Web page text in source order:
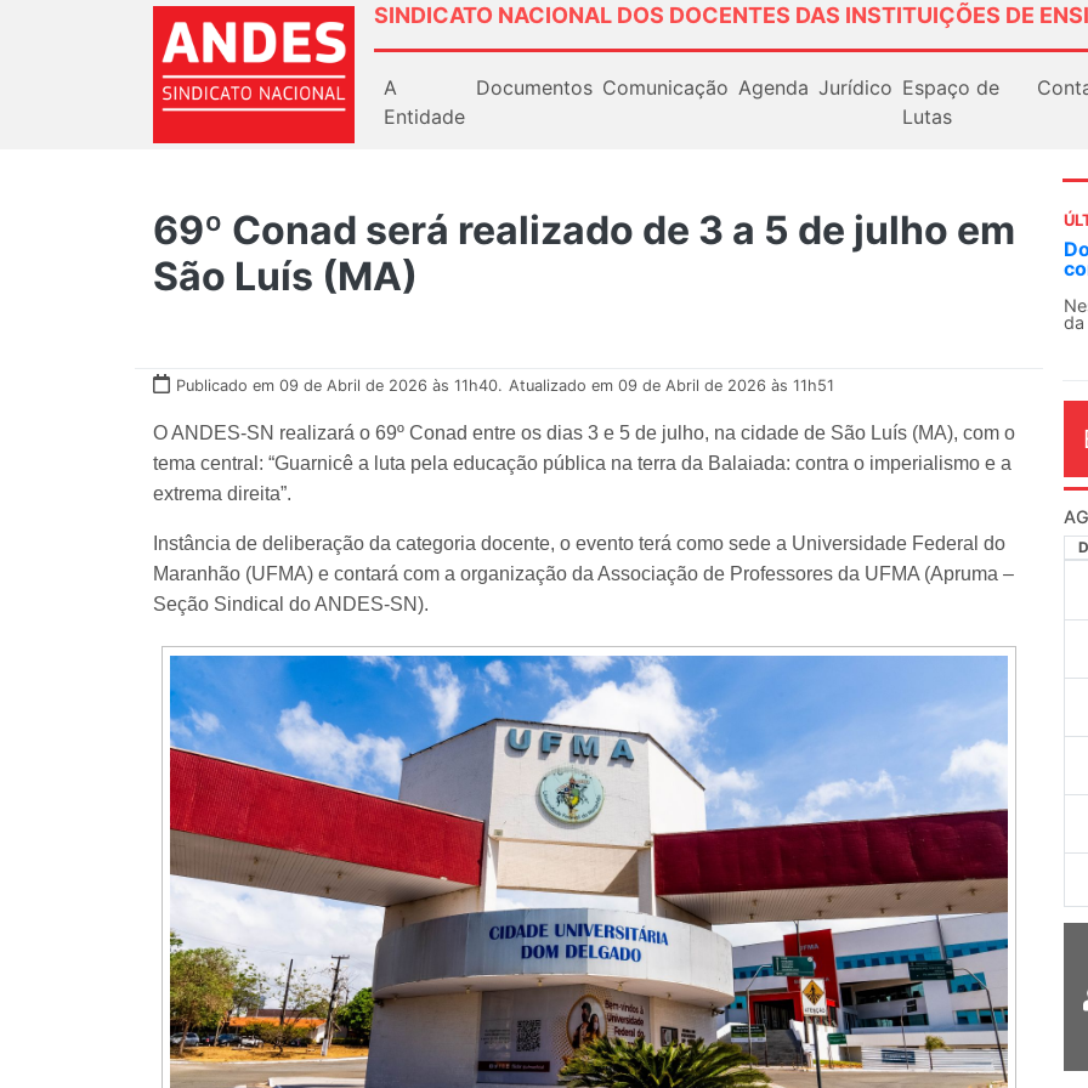
SINDICATO NACIONAL DOS DOCENTES DAS INSTITUIÇÕES DE
A
Entidade
Documentos Comunicação Agenda Jurídico Espaço de
Lutas
69º Conad será realizado de 3 a 5 de julho em
São Luís (MA)
Publicado em 09 de Abril de 2026 às 11h40. Atualizado em 09 de Abril de 2026 às 11h51
O ANDES-SN realizará o 69º Conad entre os dias 3 e 5 de julho, na cidade de São Luís (MA), com o
tema central: “Guarnicê a luta pela educação pública na terra da Balaiada: contra o imperialismo e a
extrema direita”.
Instância de deliberação da categoria docente, o evento terá como sede a Universidade Federal do
Maranhão (UFMA) e contará com a organização da Associação de Professores da UFMA (Apruma –
Seção Sindical do ANDES-SN).
Docentes paralisam novamente as